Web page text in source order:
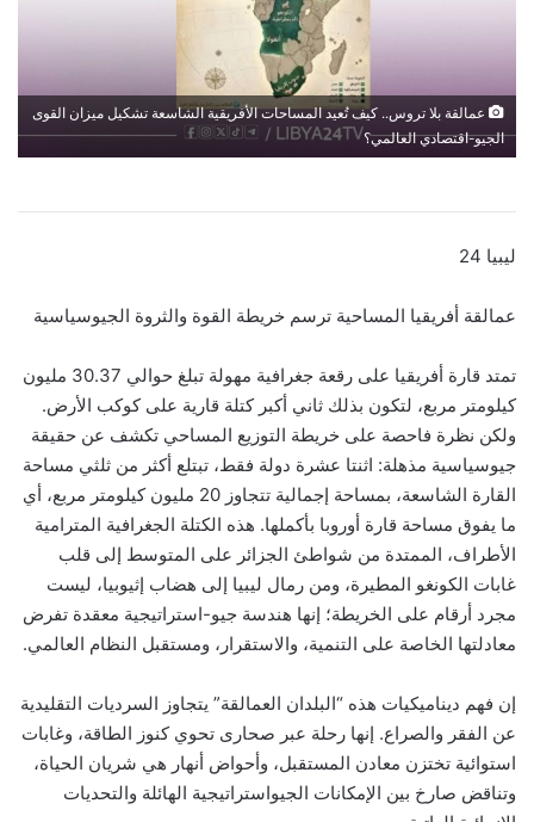
عمالقة بلا تروس.. كيف تُعيد المساحات الأفريقية الشاسعة تشكيل ميزان القوى
الجيو-اقتصادي العالمي؟
ليبيا 24
عمالقة أفريقيا المساحية ترسم خريطة القوة والثروة الجيوسياسية
تمتد قارة أفريقيا على رقعة جغرافية مهولة تبلغ حوالي 30.37 مليون
كيلومتر مربع، لتكون بذلك ثاني أكبر كتلة قارية على كوكب الأرض.
ولكن نظرة فاحصة على خريطة التوزيع المساحي تكشف عن حقيقة
جيوسياسية مذهلة: اثنتا عشرة دولة فقط، تبتلع أكثر من ثلثي مساحة
القارة الشاسعة، بمساحة إجمالية تتجاوز 20 مليون كيلومتر مربع، أي
ما يفوق مساحة قارة أوروبا بأكملها. هذه الكتلة الجغرافية المترامية
الأطراف، الممتدة من شواطئ الجزائر على المتوسط إلى قلب
غابات الكونغو المطيرة، ومن رمال ليبيا إلى هضاب إثيوبيا، ليست
مجرد أرقام على الخريطة؛ إنها هندسة جيو-استراتيجية معقدة تفرض
معادلتها الخاصة على التنمية، والاستقرار، ومستقبل النظام العالمي.
إن فهم ديناميكيات هذه “البلدان العمالقة” يتجاوز السرديات التقليدية
عن الفقر والصراع. إنها رحلة عبر صحارى تحوي كنوز الطاقة، وغابات
استوائية تختزن معادن المستقبل، وأحواض أنهار هي شريان الحياة،
وتناقض صارخ بين الإمكانات الجيواستراتيجية الهائلة والتحديات